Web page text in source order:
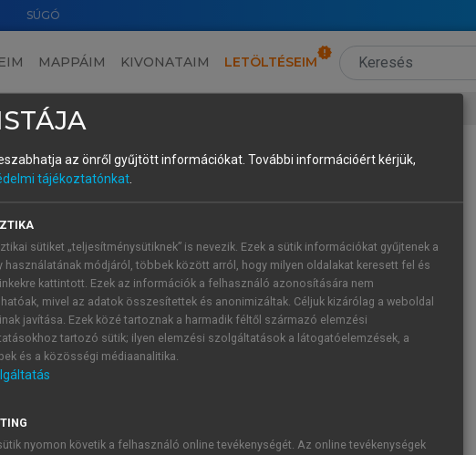
SÚGÓ
MAPPÁIM KIVONATAIM LETÖLTÉSEIM
Political Newspaper Articles
az önről gyűjtött információkat. További információért kérjük,
tájékoztatónkat.
sütiket „teljesítménysütiknek” is nevezik. Ezek a sütik információkat gyűjtenek a
használatának módjáról, többek között arról, hogy milyen oldalakat keresett fel és
kattintott. Ezek az információk a felhasználó azonosítására nem
mivel az adatok összesítettek és anonimizáltak. Céljuk kizárólag a weboldal
javítása. Ezek közé tartoznak a harmadik féltől származó elemzési
tartozó sütik; ilyen elemzési szolgáltatások a látogatóelemzések, a
és a közösségi médiaanalitika.
nyomon követik a felhasználó online tevékenységét. Az online tevékenységek